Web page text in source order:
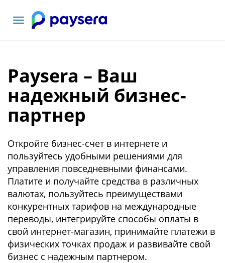
Toggle
navigation
Paysera – Ваш
надежный бизнес-
партнер
Откройте бизнес-счет в интернете и
пользуйтесь удобными решениями для
управления повседневными финансами.
Платите и получайте средства в различных
валютах, пользуйтесь преимуществами
конкурентных тарифов на международные
переводы, интегрируйте способы оплаты в
свой интернет-магазин, принимайте платежи в
физических точках продаж и развивайте свой
бизнес с надежным партнером.